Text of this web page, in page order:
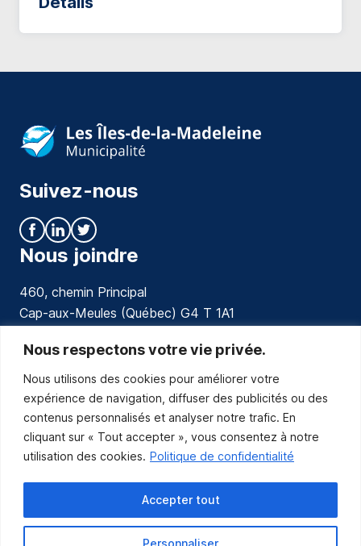
Nous respectons votre vie privée.
Nous utilisons des cookies pour améliorer votre
expérience de navigation, diffuser des publicités ou des
contenus personnalisés et analyser notre trafic. En
cliquant sur « Tout accepter », vous consentez à notre
utilisation des cookies. Politique de confidentialité
Personnaliser
Accepter tout
Suivez-nous
Nous joindre
460, chemin Principal
Cap-aux-Meules (Québec) G4 T 1A1
communications@muniles.ca
418 986-3100
Composez le 1 en tout temps pour toutes urgences.
Abonnez-vous
Abonnez-vous pour recevoir les nouvelles
de la Municipalité par courriel.